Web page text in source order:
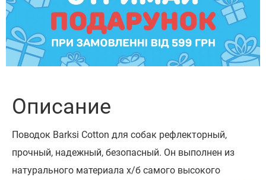
Описание
Поводок Barksi Cotton для собак рефлекторный,
прочный, надежный, безопасный. Он выполнен из
натурального материала х/б самого высокого